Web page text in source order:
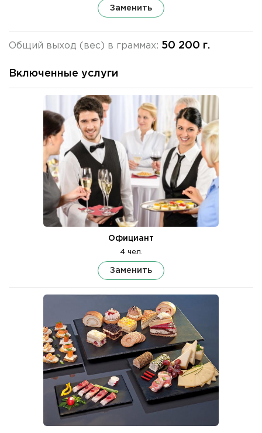
Заменить
Общий выход (вес) в граммах: 50 200 г.
Включенные услуги
Официант
4 чел.
Заменить